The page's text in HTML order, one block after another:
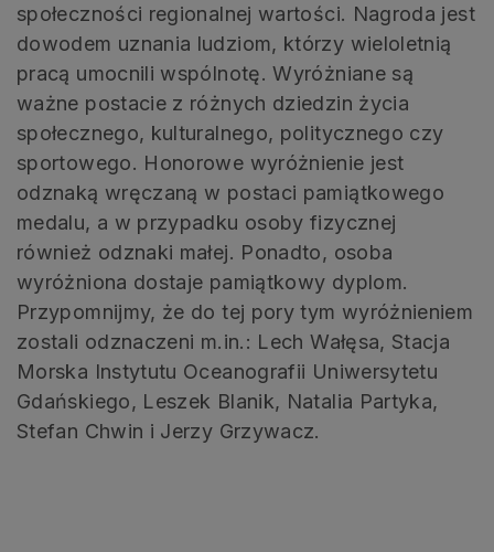
społeczności regionalnej wartości. Nagroda jest
dowodem uznania ludziom, którzy wieloletnią
pracą umocnili wspólnotę. Wyróżniane są
ważne postacie z różnych dziedzin życia
społecznego, kulturalnego, politycznego czy
sportowego. Honorowe wyróżnienie jest
odznaką wręczaną w postaci pamiątkowego
medalu, a w przypadku osoby fizycznej
również odznaki małej. Ponadto, osoba
wyróżniona dostaje pamiątkowy dyplom.
Przypomnijmy, że do tej pory tym wyróżnieniem
zostali odznaczeni m.in.: Lech Wałęsa, Stacja
Morska Instytutu Oceanografii Uniwersytetu
Gdańskiego, Leszek Blanik, Natalia Partyka,
Stefan Chwin i Jerzy Grzywacz.